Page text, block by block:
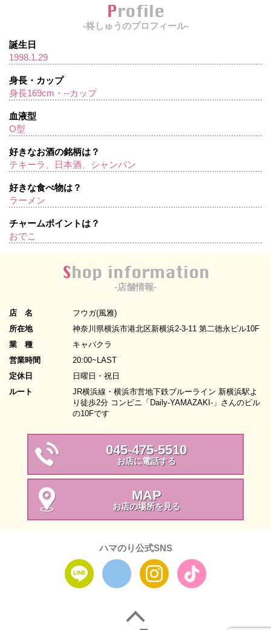
Profile
-柊しゅうのプロフィール-
誕生日
1998.1.29
身長・カップ
身長169cm・--カップ
血液型
O型
好きなお酒の銘柄は？
テキーラ、日本酒、シャンパン
好きな食べ物は？
ラーメン
チャームポイントは？
おでこ
Shop information
-店舗情報-
店 名
フウガ(風雅)
所在地
神奈川県横浜市港北区新横浜2-3-11 第二徳永ビル10F
業 種
キャバクラ
営業時間
20:00~LAST
定休日
日曜日・祝日
ルート
JR横浜線・横浜市営地下鉄ブルーライン 新横浜駅よ
り徒歩2分 コンビニ「Daily-YAMAZAKI-」さんのビル
の10Fです
045-475-5510
お店に電話する
MAP
お店の場所を見る
ハマのり公式SNS